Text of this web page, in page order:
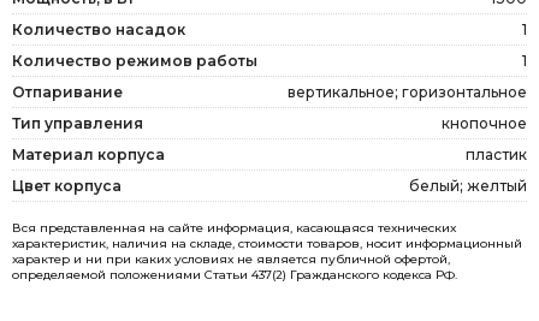
Количество насадок
1
Количество режимов работы
1
Отпаривание
вертикальное; горизонтальное
Тип управления
кнопочное
Материал корпуса
пластик
Цвет корпуса
белый; желтый
Вся представленная на сайте информация, касающаяся технических
характеристик, наличия на складе, стоимости товаров, носит информационный
характер и ни при каких условиях не является публичной офертой,
определяемой положениями Статьи 437(2) Гражданского кодекса РФ.